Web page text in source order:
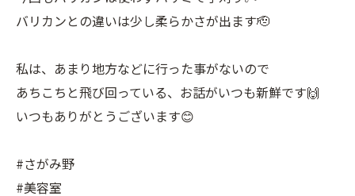
バリカンとの違いは少し柔らかさが出ます🫡
私は、あまり地方などに行った事がないので
あちこちと飛び回っている、お話がいつも新鮮です🙌
いつもありがとうございます😊
#さがみ野
#美容室